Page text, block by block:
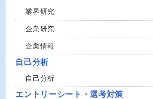
業界研究
企業研究
企業情報
自己分析
自己分析
エントリーシート・選考対策